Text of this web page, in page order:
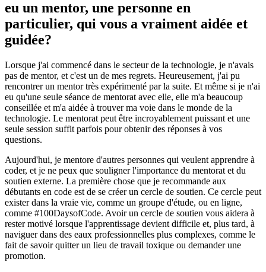
eu un mentor, une personne en
particulier, qui vous a vraiment aidée et
guidée?
Lorsque j'ai commencé dans le secteur de la technologie, je n'avais
pas de mentor, et c'est un de mes regrets. Heureusement, j'ai pu
rencontrer un mentor très expérimenté par la suite. Et même si je n'ai
eu qu'une seule séance de mentorat avec elle, elle m'a beaucoup
conseillée et m'a aidée à trouver ma voie dans le monde de la
technologie. Le mentorat peut être incroyablement puissant et une
seule session suffit parfois pour obtenir des réponses à vos
questions.
Aujourd'hui, je mentore d'autres personnes qui veulent apprendre à
coder, et je ne peux que souligner l'importance du mentorat et du
soutien externe. La première chose que je recommande aux
débutants en code est de se créer un cercle de soutien. Ce cercle peut
exister dans la vraie vie, comme un groupe d'étude, ou en ligne,
comme #100DaysofCode. Avoir un cercle de soutien vous aidera à
rester motivé lorsque l'apprentissage devient difficile et, plus tard, à
naviguer dans des eaux professionnelles plus complexes, comme le
fait de savoir quitter un lieu de travail toxique ou demander une
promotion.